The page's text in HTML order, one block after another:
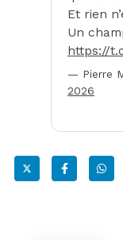
Et rien
Un
https://
— Pierre
2026